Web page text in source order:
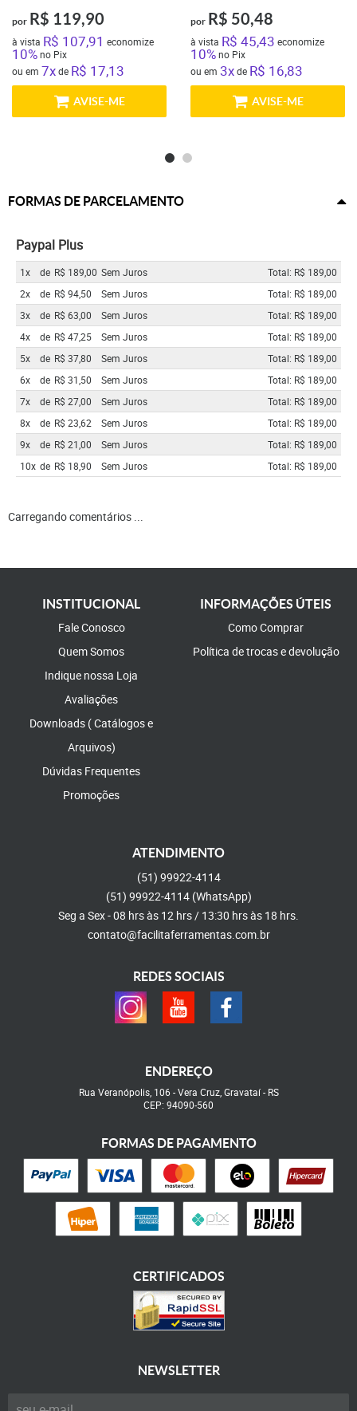
por R$ 119,90
à vista R$ 107,91 economize
10%no Pix
ou em 7xde R$ 17,13
AVISE-ME
por R$ 50,48
à vista R$ 45,43 economize
10%no Pix
ou em 3xde R$ 16,83
AVISE-ME
FORMAS DE PARCELAMENTO
Paypal Plus
1x de R$ 189,00 Sem Juros
Total: R$ 189,00
2x
de R$ 94,50 Sem Juros
Total: R$ 189,00
3x
de R$ 63,00 Sem Juros
Total: R$ 189,00
4x
de R$ 47,25 Sem Juros
Total: R$ 189,00
5x
de R$ 37,80 Sem Juros
Total: R$ 189,00
6x
de R$ 31,50 Sem Juros
Total: R$ 189,00
7x
de R$ 27,00 Sem Juros
Total: R$ 189,00
8x
de R$ 23,62 Sem Juros
Total: R$ 189,00
9x
de R$ 21,00 Sem Juros
Total: R$ 189,00
10x de R$ 18,90 Sem Juros Total: R$ 189,00
Carregando comentários ...
INSTITUCIONAL
Fale Conosco
Quem Somos
Indique nossa Loja
Avaliações
Downloads ( Catálogos e
Arquivos)
Dúvidas Frequentes
Promoções
INFORMAÇÕES ÚTEIS
Como Comprar
Política de trocas e devolução
ATENDIMENTO
(51) 99922-4114
(51) 99922-4114 (WhatsApp)
Seg a Sex - 08 hrs às 12 hrs / 13:30 hrs às 18 hrs.
contato@facilitaferramentas.com.br
REDES SOCIAIS
ENDEREÇO
Rua Veranópolis, 106 -Vera Cruz, Gravataí- RS
CEP: 94090-560
FORMAS DE PAGAMENTO
CERTIFICADOS
NEWSLETTER